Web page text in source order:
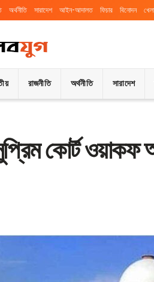
অর্থনীতি সারাদেশ আইন-আদালত ফিচার বিনোদন
রাজনীতি অর্থনীতি সারাদেশ
কোর্ট ওয়াকফ